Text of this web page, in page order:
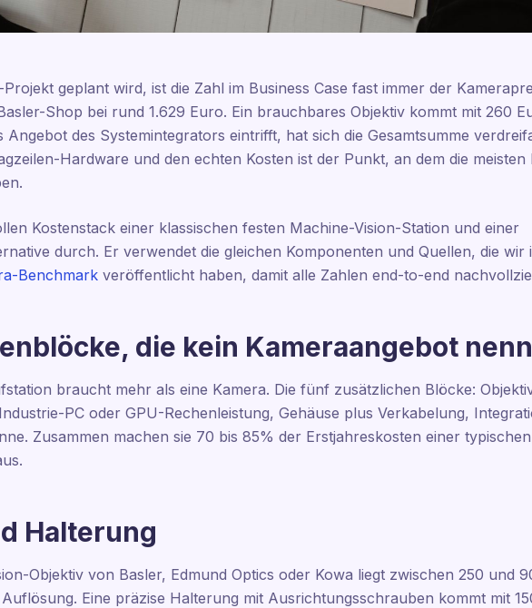
geplant wird, ist die Zahl im Business Case fast immer der
Shop bei rund 1.629 Euro. Ein brauchbares Objektiv kommt mit 260
des Systemintegrators eintrifft, hat sich die Gesamtsumme
Hardware und den echten Kosten ist der Punkt, an dem die meisten
Kostenstack einer klassischen festen Machine-Vision-Station und einer
durch. Er verwendet die gleichen Komponenten und Quellen, die wir
Benchmark veröffentlicht haben, damit alle Zahlen end-to-end
die kein Kameraangebot
braucht mehr als eine Kamera. Die fünf zusätzlichen Blöcke:
PC oder GPU-Rechenleistung, Gehäuse plus Verkabelung,
Zusammen machen sie 70 bis 85% der Erstjahreskosten einer typischen
Halterung
Objektiv von Basler, Edmund Optics oder Kowa liegt zwischen 250 und
Eine präzise Halterung mit Ausrichtungsschrauben kommt mit